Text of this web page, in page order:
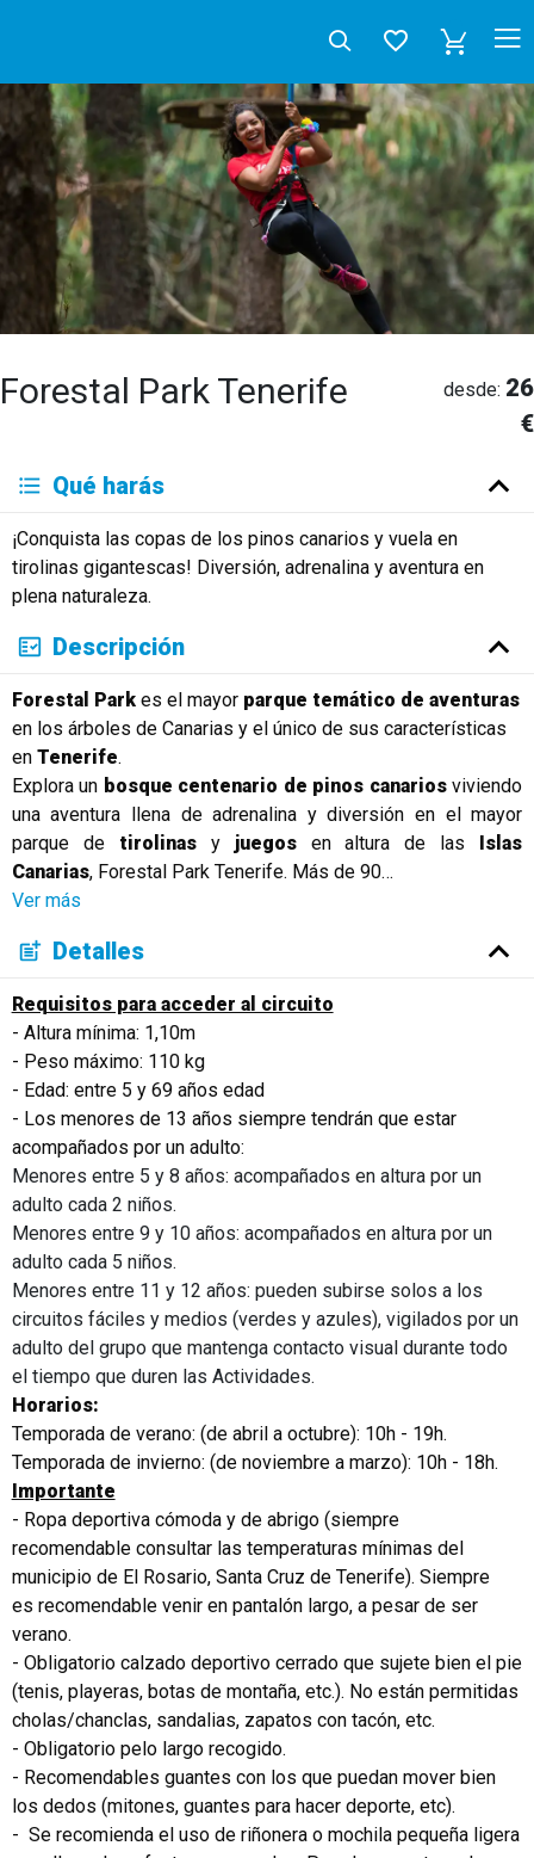
Forestal Park Tenerife desde: 26
€
Deutsch English
Français
Italiano
Neerlandés
Русский
Qué harás
¡Conquista las copas de los pinos canarios y vuela en
tirolinas gigantescas! Diversión, adrenalina y aventura en
plena naturaleza.
Descripción
Forestal Parkes el mayor parque temático de aventuras
en los árboles de Canarias y el único de sus características
en Tenerife.
Explora un bosque centenario de pinos canariosviviendo
una aventura llena de adrenalina y diversión en el mayor
parque de tirolinas yjuegosen altura de las Islas
Canarias, Forestal Park Tenerife. Más de 90…
Ver más
Detalles
Requisitos para acceder al circuito
- Altura mínima: 1,10m
- Peso máximo: 110 kg
- Edad: entre 5 y 69 años edad
- Los menores de 13 años siempre tendrán que estar
acompañados por un adulto:
Menores entre 5 y 8 años: acompañados en altura por un
adulto cada 2 niños.
Menores entre 9 y 10 años: acompañados en altura por un
adulto cada 5 niños.
Menores entre 11 y 12 años: pueden subirse solos a los
circuitos fáciles y medios (verdes y azules), vigilados por un
adulto del grupo que mantenga contacto visual durante todo
el tiempo que duren las Actividades.
Horarios:
Temporada de verano: (de abril a octubre): 10h - 19h.
Temporada de invierno: (de noviembre a marzo): 10h - 18h.
Importante
- Ropa deportiva cómoda y de abrigo (siempre
recomendable consultar las temperaturas mínimas del
municipio de El Rosario, Santa Cruz de Tenerife). Siempre
es recomendable venir en pantalón largo, a pesar de ser
verano.
- Obligatorio calzado deportivo cerrado que sujete bien el pie
(tenis, playeras, botas de montaña, etc.). No están permitidas
cholas/chanclas, sandalias, zapatos con tacón, etc.
- Obligatorio pelo largo recogido.
- Recomendables guantes con los que puedan mover bien
los dedos (mitones, guantes para hacer deporte, etc).
- Se recomienda el uso de riñonera o mochila pequeña ligera